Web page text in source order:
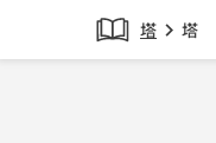
塔 chevron_right 塔